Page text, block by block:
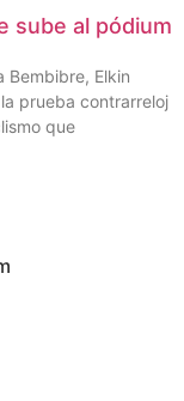
sube al pódium
Bembibre, Elkin
prueba contrarreloj
que